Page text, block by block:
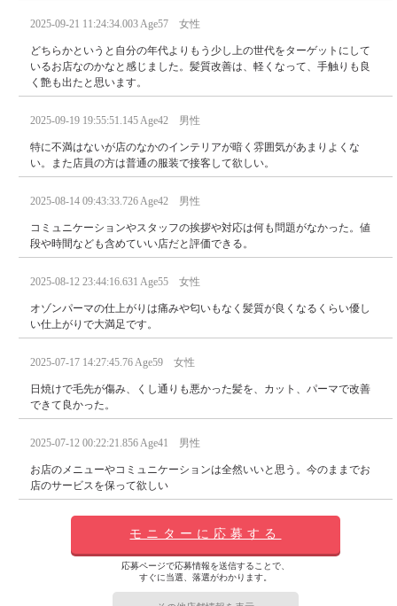
2025-09-21 11:24:34.003 Age57 女性
どちらかというと自分の年代よりもう少し上の世代をターゲットにして
いるお店なのかなと感じました。髪質改善は、軽くなって、手触りも良
く艶も出たと思います。
2025-09-19 19:55:51.145 Age42 男性
特に不満はないが店のなかのインテリアが暗く雰囲気があまりよくな
い。また店員の方は普通の服装で接客して欲しい。
2025-08-14 09:43:33.726 Age42 男性
コミュニケーションやスタッフの挨拶や対応は何も問題がなかった。値
段や時間なども含めていい店だと評価できる。
2025-08-12 23:44:16.631 Age55 女性
オゾンパーマの仕上がりは痛みや匂いもなく髪質が良くなるくらい優し
い仕上がりで大満足です。
2025-07-17 14:27:45.76 Age59 女性
日焼けで毛先が傷み、くし通りも悪かった髪を、カット、パーマで改善
できて良かった。
2025-07-12 00:22:21.856 Age41 男性
お店のメニューやコミュニケーションは全然いいと思う。今のままでお
店のサービスを保って欲しい
モニターに応募する
応募ページで応募情報を送信することで、
すぐに当選、落選がわかります。